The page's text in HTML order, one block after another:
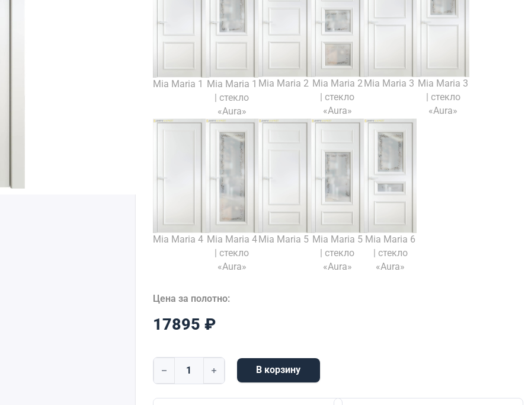
Mia Maria 1
Mia Maria 1
| стекло
«Aura»
Mia Maria 2 Mia Maria 2
| стекло
«Aura»
Mia Maria 3 Mia Maria 3
| стекло
«Aura»
Mia Maria 4 Mia Maria 4
| стекло
«Aura»
Mia Maria 5 Mia Maria 5
| стекло
«Aura»
Mia Maria 6
| стекло
«Aura»
Цена за полотно:
17895 ₽
Количество товара Mia Maria 6
В корзину